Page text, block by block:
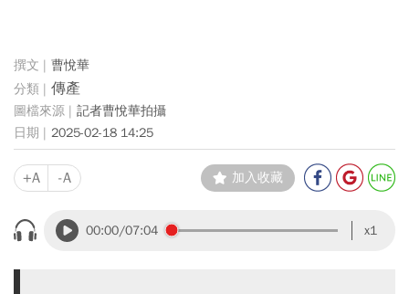
曹悅華
傳產
記者曹悅華拍攝
2025-02-18 14:25
+A -A 加入收藏
00:00/07:04 x1